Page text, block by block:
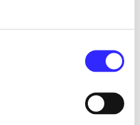
wear armor and no
decisions until it
and diplomacy
show offers the audience